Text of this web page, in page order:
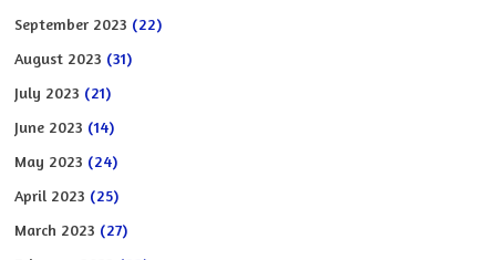
September 2023 (22)
August 2023 (31)
July 2023 (21)
June 2023 (14)
May 2023 (24)
April 2023 (25)
March 2023 (27)